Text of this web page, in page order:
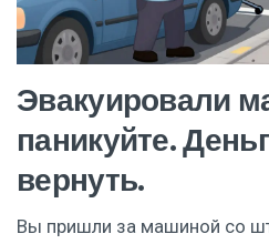
Эвакуировали
паникуйте.
вернуть.
Вы пришли за машиной со